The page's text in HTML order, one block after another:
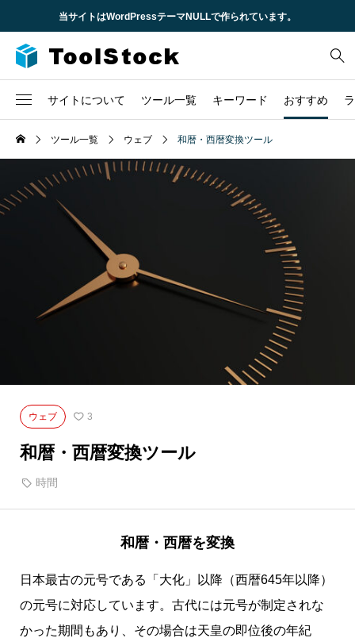
当サイトはWordPressテーマNULLで作られています。
サイトについて ツール一覧 キーワード おすすめ
HTML 6
JavaScript
不動産
時間
企業概要
求人情報
ツール一覧 ウェブ 和暦・西暦変換ツール
ウェブ 3
和暦・西暦変換ツール
時間
和暦・西暦を変換
日本最古の元号である「大化」以降（西暦645年以降）
の元号に対応しています。古代には元号が制定されな
かった期間もあり、その場合は天皇の即位後の年紀